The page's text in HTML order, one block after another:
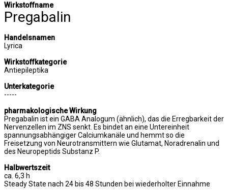
Wirkstoffname
Pregabalin
Handelsnamen
Lyrica
Wirkstoffkategorie
Antiepileptika
Unterkategorie
-----
pharmakologische Wirkung
Pregabalin ist ein GABA Analogum (ähnlich), das die Erregbarkeit der
Nervenzellen im ZNS senkt. Es bindet an eine Untereinheit
spannungsabhängiger Calciumkanäle und hemmt so die
Freisetzung von Neurotransmittern wie Glutamat, Noradrenalin und
des Neuropeptids Substanz P.
Halbwertszeit
ca. 6,3 h
Steady State nach 24 bis 48 Stunden bei wiederholter Einnahme